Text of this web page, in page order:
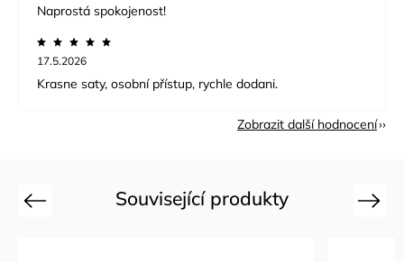
Naprostá spokojenost!
17.5.2026
Krasne saty, osobní přístup, rychle dodani.
Zobrazit další hodnocení
Související produkty
Previous Next